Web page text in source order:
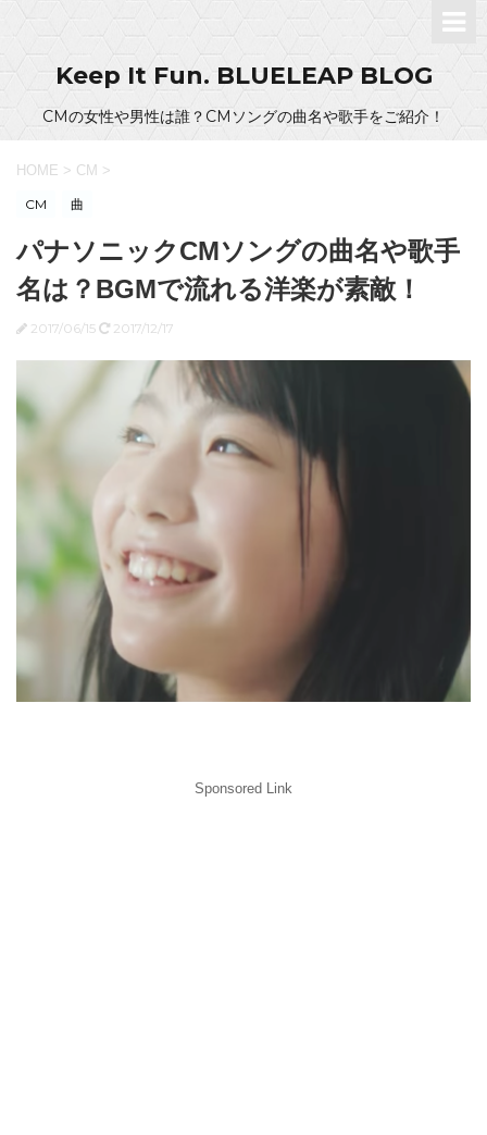
Keep It Fun. BLUELEAP BLOG
CMの女性や男性は誰？CMソングの曲名や歌手をご紹介！
HOME > CM >
CM 曲
パナソニックCMソングの曲名や歌手
名は？BGMで流れる洋楽が素敵！
2017/06/15 2017/12/17
Sponsored Link